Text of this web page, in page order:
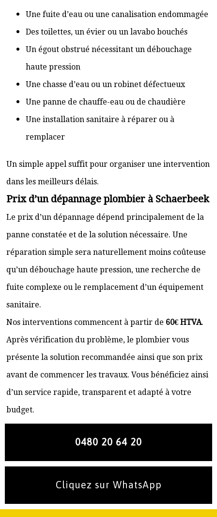
Une fuite d’eau ou une canalisation endommagée
Des toilettes, un évier ou un lavabo bouchés
Un égout obstrué nécessitant un débouchage
haute pression
Une chasse d’eau ou un robinet défectueux
Une panne de chauffe-eau ou de chaudière
Une installation sanitaire à réparer ou à
remplacer
Un simple appel suffit pour organiser une intervention
dans les meilleurs délais.
Prix d’un dépannage plombier à Schaerbeek
Le prix d’un dépannage dépend principalement de la
panne constatée et de la solution nécessaire. Une
réparation simple sera naturellement moins coûteuse
qu’un débouchage haute pression, une recherche de
fuite complexe ou le remplacement d’un équipement
sanitaire.
Nos interventions commencent à partir de 60€ HTVA.
Après vérification du problème, le plombier vous
présente la solution recommandée ainsi que son prix
avant de commencer les travaux. Vous bénéficiez ainsi
d’un service rapide, transparent et adapté à votre
budget.
0480 20 64 20
Cliquez sur WhatsApp